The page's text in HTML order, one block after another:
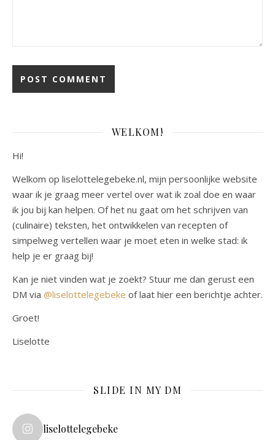
WELKOM!
Hi!
Welkom op liselottelegebeke.nl, mijn persoonlijke website
waar ik je graag meer vertel over wat ik zoal doe en waar
ik jou bij kan helpen. Of het nu gaat om het schrijven van
(culinaire) teksten, het ontwikkelen van recepten of
simpelweg vertellen waar je moet eten in welke stad: ik
help je er graag bij!
Kan je niet vinden wat je zoekt? Stuur me dan gerust een
DM via @liselottelegebeke of laat hier een berichtje achter.
Groet!
Liselotte
SLIDE IN MY DM
liselottelegebeke